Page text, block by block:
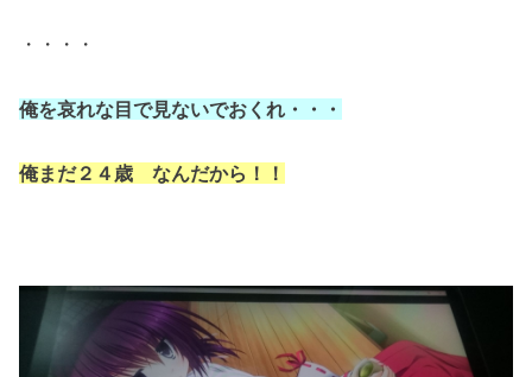
・・・・
俺を哀れな目で見ないでおくれ・・・
俺まだ２４歳 なんだから！！